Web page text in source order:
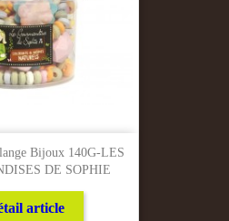
Bijoux 140G-LES
DE SOPHIE
article